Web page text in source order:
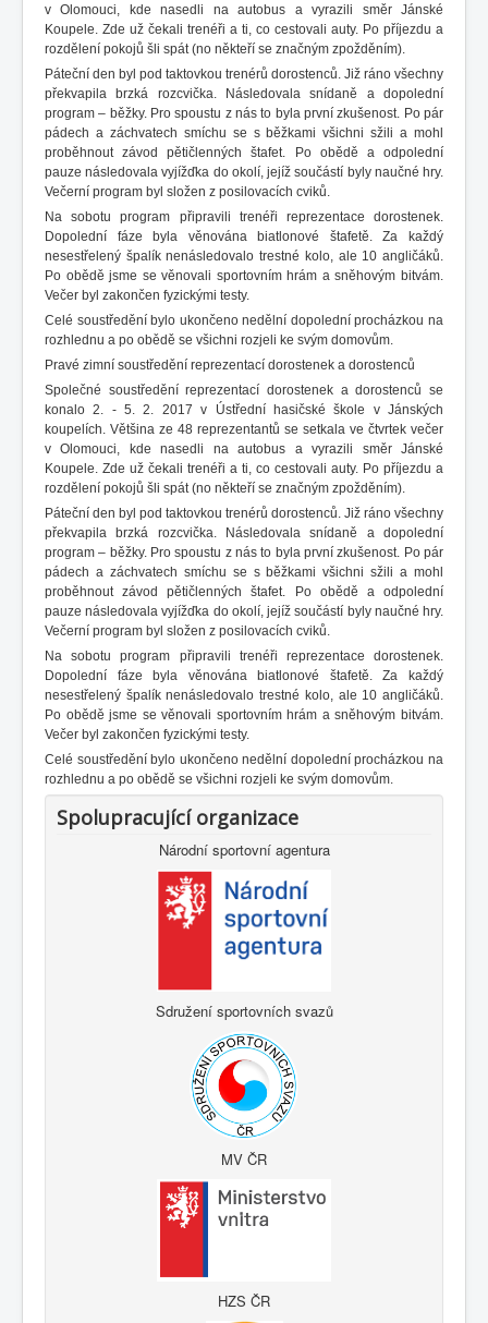
v Olomouci, kde nasedli na autobus a vyrazili směr Jánské
Koupele. Zde už čekali trenéři a ti, co cestovali auty. Po příjezdu a
rozdělení pokojů šli spát (no někteří se značným zpožděním).
Páteční den byl pod taktovkou trenérů dorostenců. Již ráno všechny
překvapila brzká rozcvička. Následovala snídaně a dopolední
program – běžky. Pro spoustu z nás to byla první zkušenost. Po pár
pádech a záchvatech smíchu se s běžkami všichni sžili a mohl
proběhnout závod pětičlenných štafet. Po obědě a odpolední
pauze následovala vyjížďka do okolí, jejíž součástí byly naučné hry.
Večerní program byl složen z posilovacích cviků.
Na sobotu program připravili trenéři reprezentace dorostenek.
Dopolední fáze byla věnována biatlonové štafetě. Za každý
nesestřelený špalík nenásledovalo trestné kolo, ale 10 angličáků.
Po obědě jsme se věnovali sportovním hrám a sněhovým bitvám.
Večer byl zakončen fyzickými testy.
Celé soustředění bylo ukončeno nedělní dopolední procházkou na
rozhlednu a po obědě se všichni rozjeli ke svým domovům.
Pravé zimní soustředění reprezentací dorostenek a dorostenců
Společné soustředění reprezentací dorostenek a dorostenců se
konalo 2. - 5. 2. 2017 v Ústřední hasičské škole v Jánských
koupelích. Většina ze 48 reprezentantů se setkala ve čtvrtek večer
v Olomouci, kde nasedli na autobus a vyrazili směr Jánské
Koupele. Zde už čekali trenéři a ti, co cestovali auty. Po příjezdu a
rozdělení pokojů šli spát (no někteří se značným zpožděním).
Páteční den byl pod taktovkou trenérů dorostenců. Již ráno všechny
překvapila brzká rozcvička. Následovala snídaně a dopolední
program – běžky. Pro spoustu z nás to byla první zkušenost. Po pár
pádech a záchvatech smíchu se s běžkami všichni sžili a mohl
proběhnout závod pětičlenných štafet. Po obědě a odpolední
pauze následovala vyjížďka do okolí, jejíž součástí byly naučné hry.
Večerní program byl složen z posilovacích cviků.
Na sobotu program připravili trenéři reprezentace dorostenek.
Dopolední fáze byla věnována biatlonové štafetě. Za každý
nesestřelený špalík nenásledovalo trestné kolo, ale 10 angličáků.
Po obědě jsme se věnovali sportovním hrám a sněhovým bitvám.
Večer byl zakončen fyzickými testy.
Celé soustředění bylo ukončeno nedělní dopolední procházkou na
rozhlednu a po obědě se všichni rozjeli ke svým domovům.
Spolupracující organizace
Národní sportovní agentura
Sdružení sportovních svazů
MV ČR
HZS ČR